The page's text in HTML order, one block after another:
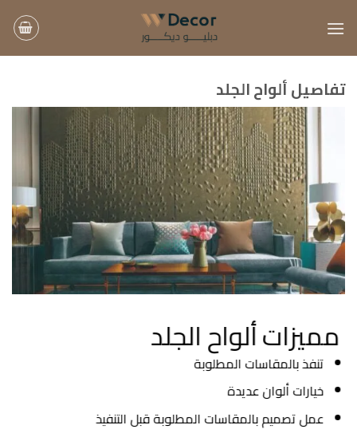
للمحتوى
تفاصيل ألواح الجلد
مميزات ألواح الجلد
تنفذ بالمقاسات المطلوبة
خيارات ألوان عديدة
عمل تصميم بالمقاسات المطلوبة قبل التنفيذ